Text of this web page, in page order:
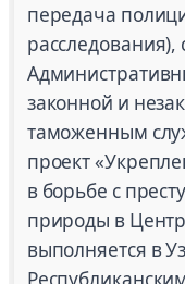
передача
расследования),
законной и
таможенным
проект
в борьбе с
природы в
выполняется в